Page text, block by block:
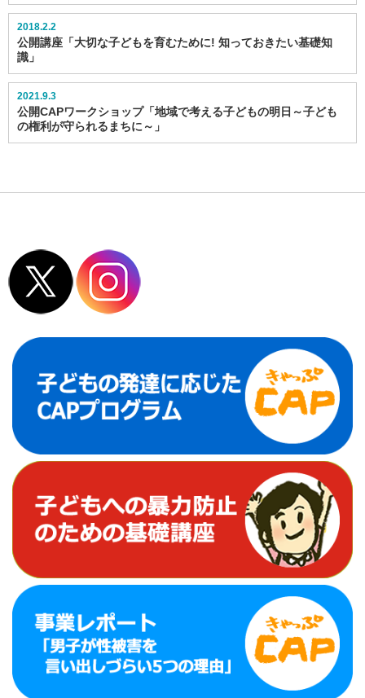
2018.2.2
公開講座「大切な子どもを育むために! 知っておきたい基礎知
識」
2021.9.3
公開CAPワークショップ「地域で考える子どもの明日～子ども
の権利が守られるまちに～」